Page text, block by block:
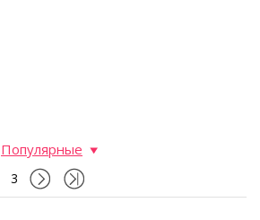
Популярные
3